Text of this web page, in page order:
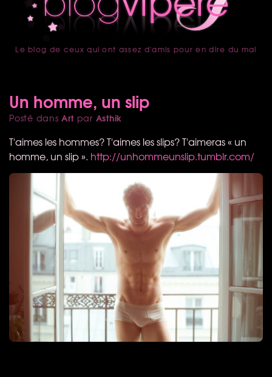
accueil
Le blog de ceux qui ont assez d'amis pour en dire du mal
Un homme, un slip
Posté dansArt par Asthik
T'aimes les hommes? T'aimes les slips? T'aimeras « un
homme, un slip ». http://unhommeunslip.tumblr.com/